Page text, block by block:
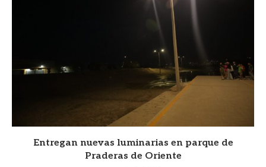
Entregan nuevas luminarias en parque de
Praderas de Oriente